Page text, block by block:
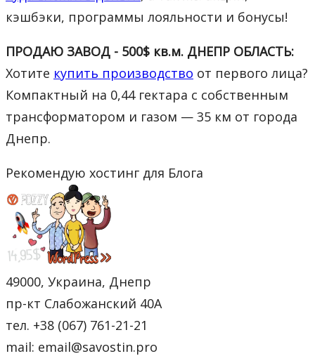
кэшбэки, программы лояльности и бонусы!
ПРОДАЮ ЗАВОД - 500$ кв.м. ДНЕПР ОБЛАСТЬ:
Хотите купить производство от первого лица?
Компактный на 0,44 гектара с собственным
трансформатором и газом — 35 км от города
Днепр.
Рекомендую хостинг для Блога
49000, Украина, Днепр
пр-кт Слабожанский 40А
тел. +38 (067) 761-21-21
mail: email@savostin.pro